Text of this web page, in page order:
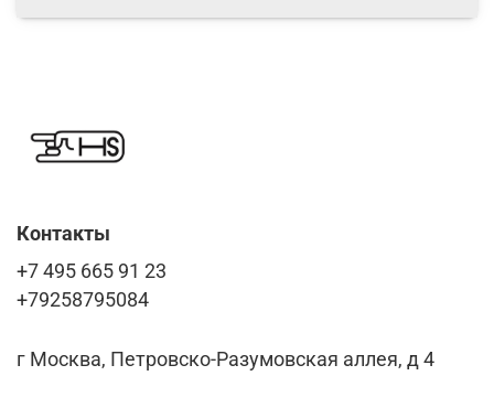
Контакты
+7 495 665 91 23
+79258795084
г Москва, Петровско-Разумовская аллея, д 4